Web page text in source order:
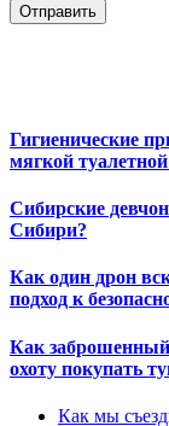
Отправить
Гигиенические
мягкой
Сибирские
Сибири?
Как один дрон
подход к
Как заброшенный
охоту покупать
Как мы